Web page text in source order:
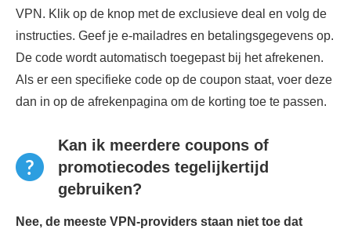
VPN. Klik op de knop met de exclusieve deal en volg de
instructies. Geef je e-mailadres en betalingsgegevens op.
De code wordt automatisch toegepast bij het afrekenen.
Als er een specifieke code op de coupon staat, voer deze
dan in op de afrekenpagina om de korting toe te passen.
Kan ik meerdere coupons of
promotiecodes tegelijkertijd
gebruiken?
Nee, de meeste VPN-providers staan ​​niet toe dat